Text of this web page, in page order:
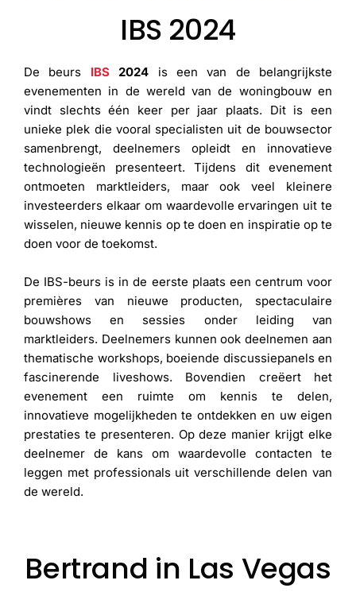
IBS 2024
De beurs IBS2024 is een van de belangrijkste
evenementen in de wereld van de woningbouw en
vindt slechts één keer per jaar plaats. Dit is een
unieke plek die vooral specialisten uit de bouwsector
samenbrengt, deelnemers opleidt en innovatieve
technologieën presenteert. Tijdens dit evenement
ontmoeten marktleiders, maar ook veel kleinere
investeerders elkaar om waardevolle ervaringen uit te
wisselen, nieuwe kennis op te doen en inspiratie op te
doen voor de toekomst.
De IBS-beurs is in de eerste plaats een centrum voor
premières van nieuwe producten, spectaculaire
bouwshows en sessies onder leiding van
marktleiders. Deelnemers kunnen ook deelnemen aan
thematische workshops, boeiende discussiepanels en
fascinerende liveshows. Bovendien creëert het
evenement een ruimte om kennis te delen,
innovatieve mogelijkheden te ontdekken en uw eigen
prestaties te presenteren. Op deze manier krijgt elke
deelnemer de kans om waardevolle contacten te
leggen met professionals uit verschillende delen van
de wereld.
Bertrand in Las Vegas